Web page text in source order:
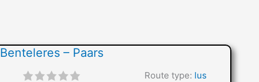
Benteleres – Paars
Route type: lus